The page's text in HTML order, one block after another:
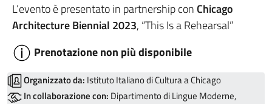
L’evento è presentato in partnership con Chicago
Architecture Biennial 2023, “This Is a Rehearsal”
Prenotazione non più disponibile
Organizzato da: Istituto Italiano di Cultura a Chicago
In collaborazione con: Dipartimento di Lingue Moderne,